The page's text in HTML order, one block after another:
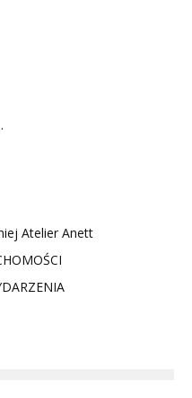
Atelier Anett